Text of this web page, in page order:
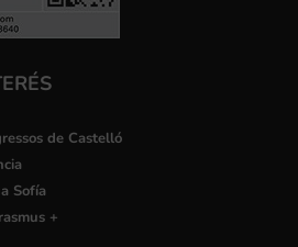
de Castelló
Sofía
+